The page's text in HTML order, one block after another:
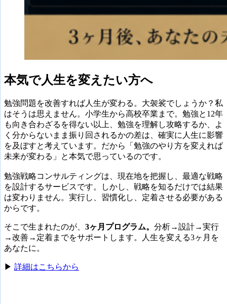
本気で人生を変えたい方へ
勉強問題を改善すれば人生が変わる。大袈裟でしょうか？私
はそうは思えません。小学生から高校卒業まで。勉強と12年
も向き合わざるを得ない以上、勉強を理解し攻略するか、よ
く分からないまま振り回されるかの差は、確実に人生に影響
を及ぼすと考えています。だから「勉強のやり方を変えれば
未来が変わる」と本気で思っているのです。
勉強戦略コンサルティングは、現在地を把握し、最適な戦略
を設計するサービスです。しかし、戦略を知るだけでは結果
は変わりません。実行し、習慣化し、定着させる必要がある
からです。
そこで生まれたのが、 3ヶ月プログラム。 分析→設計→実行
→改善→定着までをサポートします。人生を変える3ヶ月を
あなたに。
▶ 詳細はこちらから